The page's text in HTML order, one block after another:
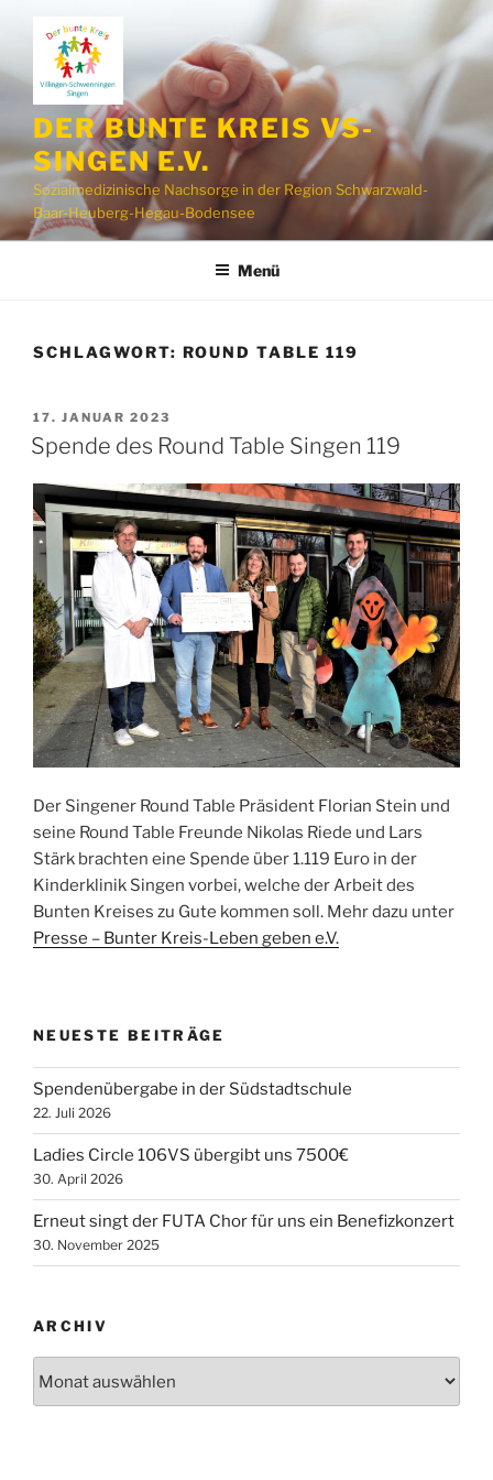
springen
DER BUNTE KREIS VS-
SINGEN E.V.
Sozialmedizinische Nachsorge in der Region Schwarzwald-
Baar-Heuberg-Hegau-Bodensee
Menü
SCHLAGWORT: ROUND TABLE 119
VERÖFFENTLICHT
AM
17. JANUAR 2023
Spende des Round Table Singen 119
Der Singener Round Table Präsident Florian Stein und
seine Round Table Freunde Nikolas Riede und Lars
Stärk brachten eine Spende über 1.119 Euro in der
Kinderklinik Singen vorbei, welche der Arbeit des
Bunten Kreises zu Gute kommen soll. Mehr dazu unter
Presse – Bunter Kreis-Leben geben e.V.
NEUESTE BEITRÄGE
Spendenübergabe in der Südstadtschule
22. Juli 2026
Ladies Circle 106VS übergibt uns 7500€
30. April 2026
Erneut singt der FUTA Chor für uns ein Benefizkonzert
30. November 2025
ARCHIV